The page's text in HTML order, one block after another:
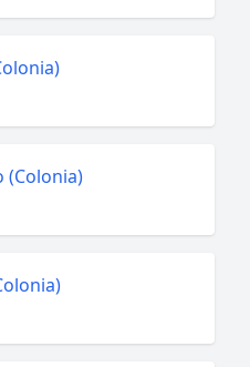
(Colonia)